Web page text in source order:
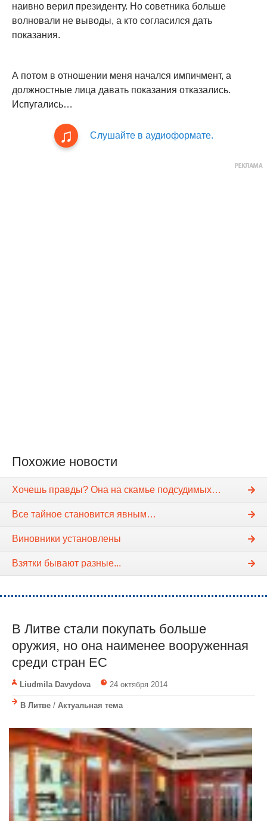
наивно верил президенту. Но советника больше
волновали не выводы, а кто согласился дать
показания.
А потом в отношении меня начался импичмент, а
должностные лица давать показания отказались.
Испугались…
Слушайте в аудиоформате.
Похожие новости
Хочешь правды? Она на скамье подсудимых…
Все тайное становится явным…
Виновники установлены
Взятки бывают разные...
В Литве стали покупать больше
оружия, но она наименее вооруженная
среди стран ЕС
Liudmila Davydova 24 октября 2014
В Литве / Актуальная тема